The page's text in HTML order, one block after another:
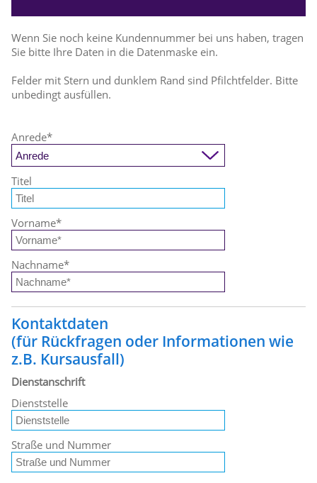
Wenn Sie noch keine Kundennummer bei uns haben, tragen
Sie bitte Ihre Daten in die Datenmaske ein.
Felder mit Stern und dunklem Rand sind Pfilchtfelder. Bitte
unbedingt ausfüllen.
Anrede*
Titel
Vorname*
Nachname*
Kontaktdaten
(für Rückfragen oder Informationen wie
z.B. Kursausfall)
Dienstanschrift
Dienststelle
Straße und Nummer